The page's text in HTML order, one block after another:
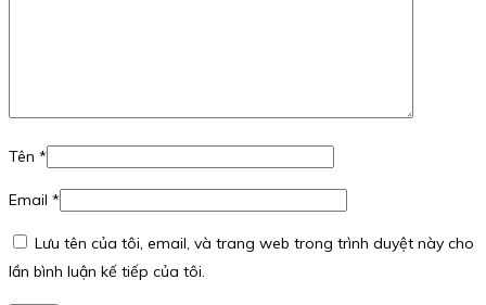
Tên *
Email *
Lưu tên của tôi, email, và trang web trong trình duyệt này cho
lần bình luận kế tiếp của tôi.